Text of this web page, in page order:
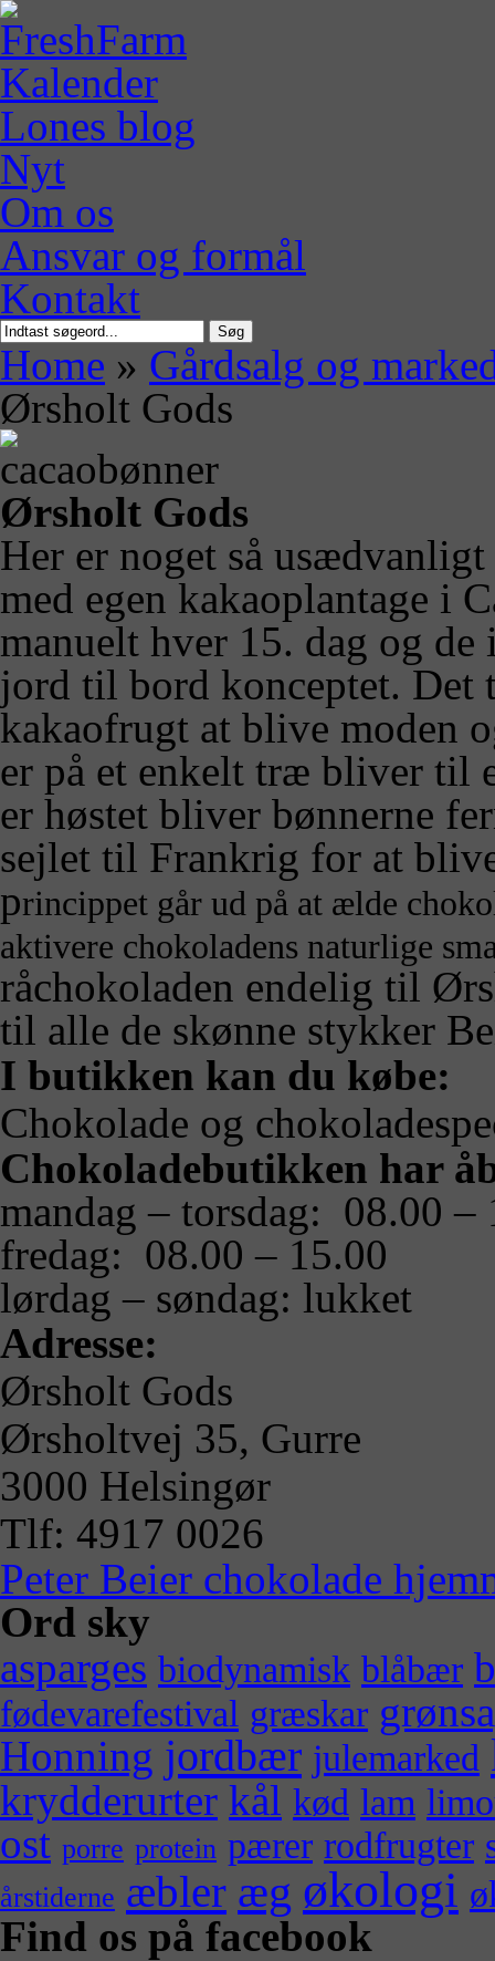
Kalender
Lones blog
Nyt
Om os
Ansvar og formål
Kontakt
Søg
Home » Gårdsalg og
Ørsholt Gods
Ørsholt Gods
Her er noget så
med egen kakaoplantage i
manuelt hver 15. dag og
jord til bord konceptet. Det
kakaofrugt at blive moden
er på et enkelt træ bliver til
er høstet bliver bønnerne
sejlet til Frankrig for at
princippet går ud på at ælde
aktivere chokoladens naturlige
råchokoladen endelig til
til alle de skønne stykker
I butikken kan du købe:
Chokolade og
Chokoladebutikken har
mandag – torsdag: 08.00 –
fredag: 08.00 – 15.00
lørdag – søndag: lukket
Adresse:
Ørsholt Gods
Ørsholtvej 35, Gurre
3000 Helsingør
Tlf: 4917 0026
Peter Beier chokolade
Ord sky
asparges biodynamisk blåbær
fødevarefestival græskar
Honning jordbær julemarked
krydderurter kål kød lam
ost porre protein pærer rodfrugter
årstiderne æbler æg økologi
Find os på facebook